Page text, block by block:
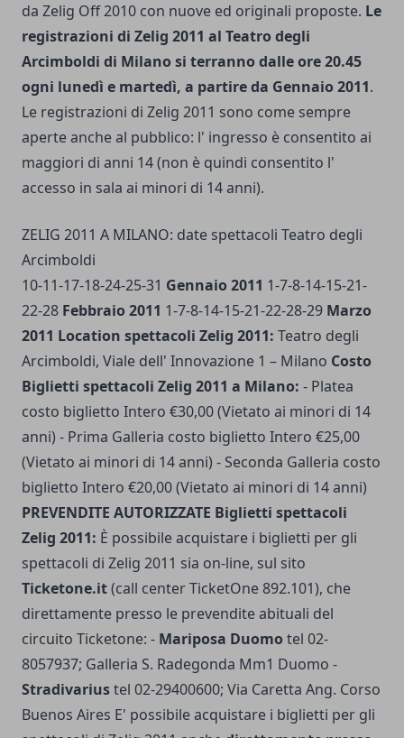
da Zelig Off 2010 con nuove ed originali proposte. Le
registrazioni di Zelig 2011 al Teatro degli
Arcimboldi di Milano si terranno dalle ore 20.45
ogni lunedì e martedì, a partire da Gennaio 2011.
Le registrazioni di Zelig 2011 sono come sempre
aperte anche al pubblico: l' ingresso è consentito ai
maggiori di anni 14 (non è quindi consentito l'
accesso in sala ai minori di 14 anni).
ZELIG 2011 A MILANO: date spettacoli Teatro degli
Arcimboldi
10-11-17-18-24-25-31 Gennaio 2011 1-7-8-14-15-21-
22-28 Febbraio 2011 1-7-8-14-15-21-22-28-29 Marzo
2011 Location spettacoli Zelig 2011: Teatro degli
Arcimboldi, Viale dell' Innovazione 1 – Milano Costo
Biglietti spettacoli Zelig 2011 a Milano: - Platea
costo biglietto Intero €30,00 (Vietato ai minori di 14
anni) - Prima Galleria costo biglietto Intero €25,00
(Vietato ai minori di 14 anni) - Seconda Galleria costo
biglietto Intero €20,00 (Vietato ai minori di 14 anni)
PREVENDITE AUTORIZZATE Biglietti spettacoli
Zelig 2011: È possibile acquistare i biglietti per gli
spettacoli di Zelig 2011 sia on-line, sul sito
Ticketone.it(call center TicketOne 892.101), che
direttamente presso le prevendite abituali del
circuito Ticketone: - Mariposa Duomo tel 02-
8057937; Galleria S. Radegonda Mm1 Duomo -
Stradivariustel 02-29400600; Via Caretta Ang. Corso
Buenos Aires E' possibile acquistare i biglietti per gli